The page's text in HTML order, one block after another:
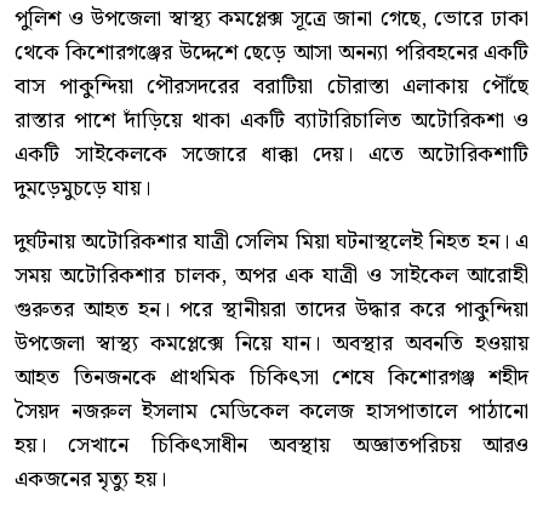
পুলিশ ও উপজেলা স্বাস্থ্য কমপ্লেক্স সূত্রে জানা গেছে, ভোরে ঢাকা
থেকে কিশোরগঞ্জের উদ্দেশে ছেড়ে আসা অনন্যা পরিবহনের একটি
বাস পাকুন্দিয়া পৌরসদরের বরাটিয়া চৌরাস্তা এলাকায় পৌঁছে
রাস্তার পাশে দাঁড়িয়ে থাকা একটি ব্যাটারিচালিত অটোরিকশা ও
একটি সাইকেলকে সজোরে ধাক্কা দেয়। এতে অটোরিকশাটি
দুমড়েমুচড়ে যায়।
দুর্ঘটনায় অটোরিকশার যাত্রী সেলিম মিয়া ঘটনাস্থলেই নিহত হন। এ
সময় অটোরিকশার চালক, অপর এক যাত্রী ও সাইকেল আরোহী
গুরুতর আহত হন। পরে স্থানীয়রা তাদের উদ্ধার করে পাকুন্দিয়া
উপজেলা স্বাস্থ্য কমপ্লেক্সে নিয়ে যান। অবস্থার অবনতি হওয়ায়
আহত তিনজনকে প্রাথমিক চিকিৎসা শেষে কিশোরগঞ্জ শহীদ
সৈয়দ নজরুল ইসলাম মেডিকেল কলেজ হাসপাতালে পাঠানো
হয়। সেখানে চিকিৎসাধীন অবস্থায় অজ্ঞাতপরিচয় আরও
একজনের মৃত্যু হয়।